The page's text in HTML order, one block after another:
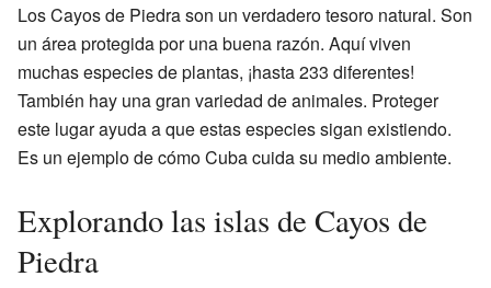
Los Cayos de Piedra son un verdadero tesoro natural. Son
un área protegida por una buena razón. Aquí viven
muchas especies de plantas, ¡hasta 233 diferentes!
También hay una gran variedad de animales. Proteger
este lugar ayuda a que estas especies sigan existiendo.
Es un ejemplo de cómo Cuba cuida su medio ambiente.
Explorando las islas de Cayos de
Piedra